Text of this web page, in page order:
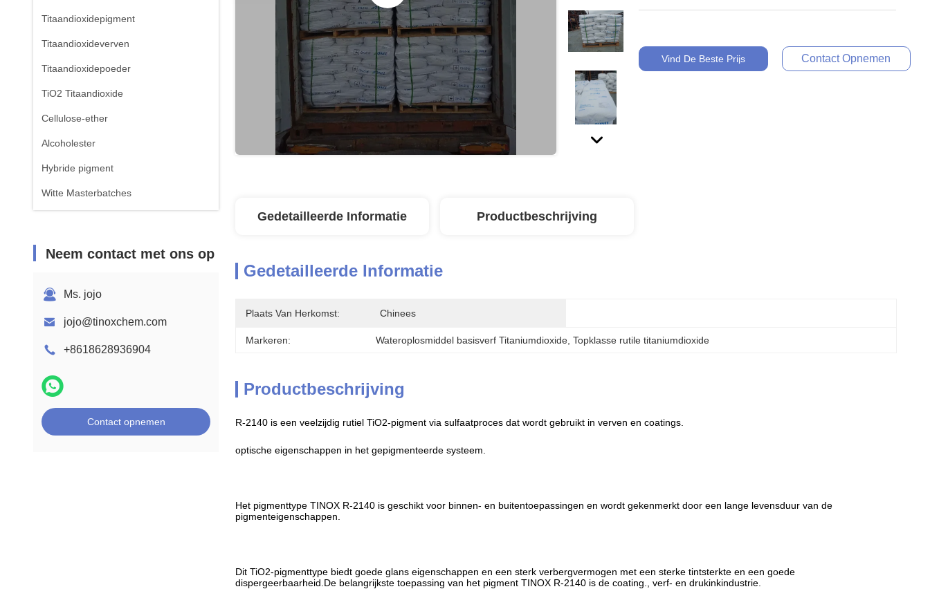
Titaandioxidepigment
Titaandioxideverven
Titaandioxidepoeder
TiO2 Titaandioxide
Cellulose-ether
Alcoholester
Hybride pigment
Witte Masterbatches
Neem contact met ons op
Ms. jojo
jojo@tinoxchem.com
+8618628936904
Contact opnemen
Vind De Beste Prijs Contact Opnemen
Gedetailleerde Informatie Productbeschrijving
Gedetailleerde Informatie
Plaats Van Herkomst: Chinees
Markeren: Wateroplosmiddel basisverf Titaniumdioxide , Topklasse rutile titaniumdioxide
Productbeschrijving
R-2140 is een veelzijdig rutiel TiO2-pigment via sulfaatproces dat wordt gebruikt in verven en coatings.
optische eigenschappen in het gepigmenteerde systeem.
Het pigmenttype TINOX R-2140 is geschikt voor binnen- en buitentoepassingen en wordt gekenmerkt door een lange levensduur van de
pigmenteigenschappen.
Dit TiO2-pigmenttype biedt goede glans eigenschappen en een sterk verbergvermogen met een sterke tintsterkte en een goede
dispergeerbaarheid.De belangrijkste toepassing van het pigment TINOX R-2140 is de coating., verf- en drukinkindustrie.